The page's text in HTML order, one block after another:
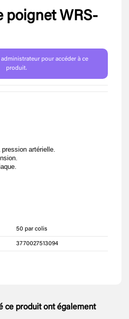
poignet WRS-
pour accéder à ce
produit.
artérielle.
50 par colis
3770027513094
ce produit ont également